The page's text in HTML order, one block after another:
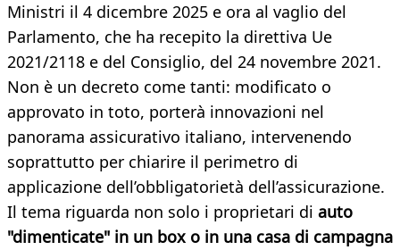
Ministri il 4 dicembre 2025 e ora al vaglio del
Parlamento, che ha recepito la direttiva Ue
2021/2118 e del Consiglio, del 24 novembre 2021.
Non è un decreto come tanti: modificato o
approvato in toto, porterà innovazioni nel
panorama assicurativo italiano, intervenendo
soprattutto per chiarire il perimetro di
applicazione dell’obbligatorietà dell’assicurazione.
Il tema riguarda non solo i proprietari di auto
"dimenticate" in un box o in una casa di campagna